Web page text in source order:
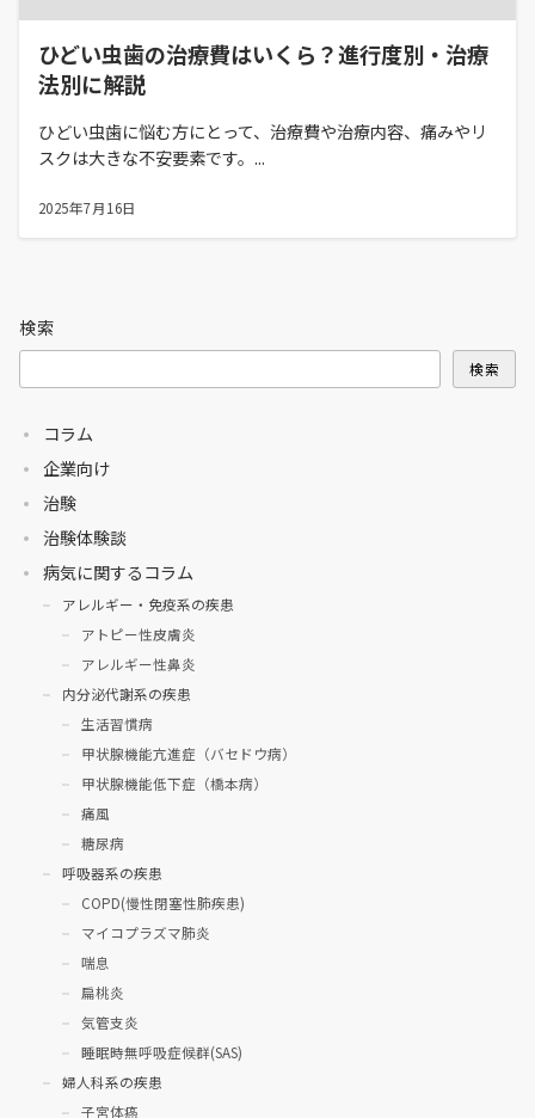
ひどい虫歯の治療費はいくら？進行度別・治療
法別に解説
ひどい虫歯に悩む方にとって、治療費や治療内容、痛みやリ
スクは大きな不安要素です。...
2025年7月16日
検索
検索
コラム
企業向け
治験
治験体験談
病気に関するコラム
アレルギー・免疫系の疾患
アトピー性皮膚炎
アレルギー性鼻炎
内分泌代謝系の疾患
生活習慣病
甲状腺機能亢進症（バセドウ病）
甲状腺機能低下症（橋本病）
痛風
糖尿病
呼吸器系の疾患
COPD(慢性閉塞性肺疾患)
マイコプラズマ肺炎
喘息
扁桃炎
気管支炎
睡眠時無呼吸症候群(SAS)
婦人科系の疾患
子宮体癌